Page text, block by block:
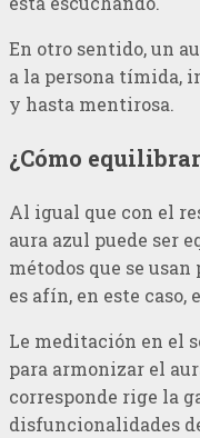
En otro sentido, un
a la persona tímida,
y hasta mentirosa.
¿Cómo
Al igual que con el
aura azul puede ser
métodos que se
es afín, en este
Le meditación en el
para armonizar el
corresponde rige la
disfuncionalidades